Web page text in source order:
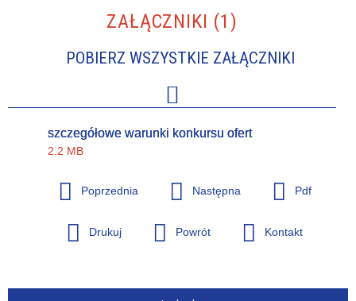
ZAŁĄCZNIKI (1)
POBIERZ WSZYSTKIE ZAŁĄCZNIKI
szczegółowe warunki konkursu ofert
2.2 MB
Poprzednia Następna Pdf
Drukuj Powrót Kontakt